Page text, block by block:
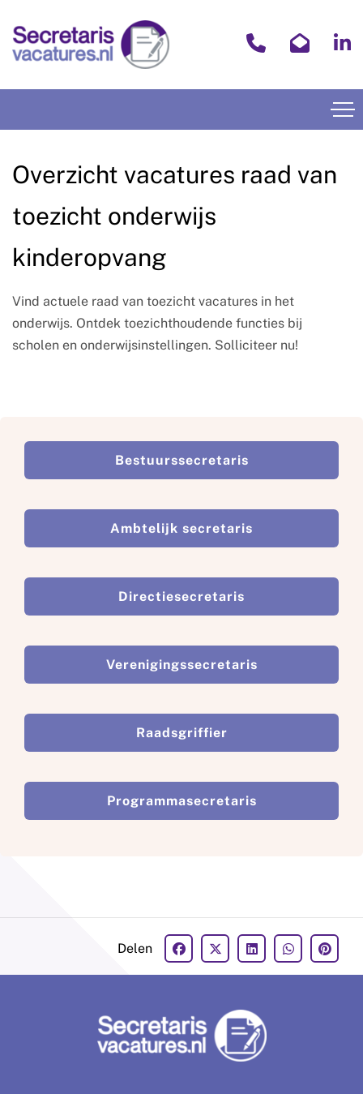
Overzicht vacatures raad van
toezicht onderwijs
kinderopvang
Vind actuele raad van toezicht vacatures in het
onderwijs. Ontdek toezichthoudende functies bij
scholen en onderwijsinstellingen. Solliciteer nu!
Bestuurssecretaris
Ambtelijk secretaris
Directiesecretaris
Verenigingssecretaris
Raadsgriffier
Programmasecretaris
Delen